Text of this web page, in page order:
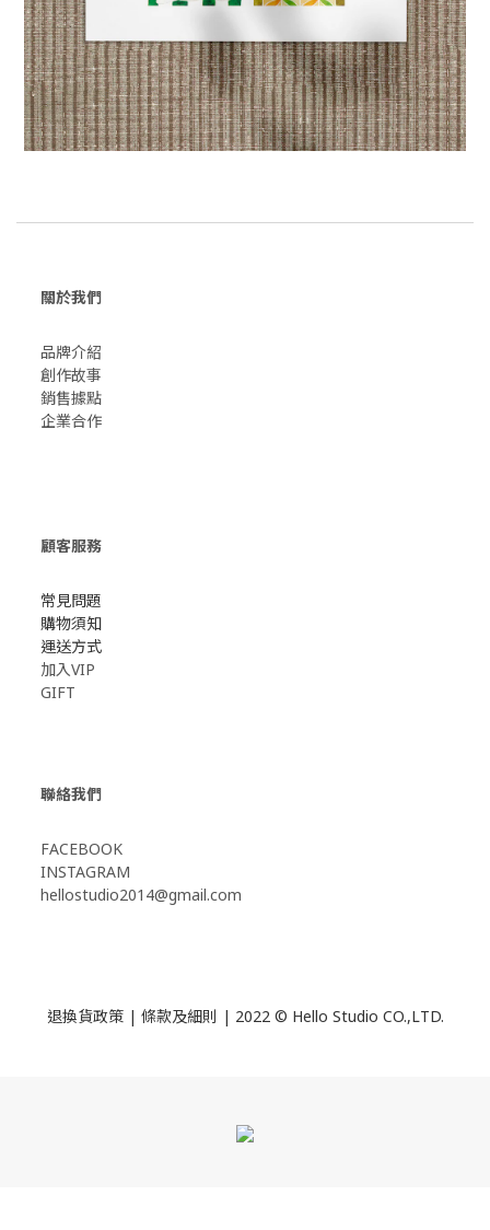
關於我們
品牌介紹
創作故事
​銷售據點
企業合作
顧客服務
常見問題
購物須知
運送方式
加入VIP
GIFT
聯絡我們
FACEBOOK
INSTAGRAM
hellostudio2014@gmail.com
退換貨政策| 條款及細則 | 2022 © Hello Studio CO.,LTD.